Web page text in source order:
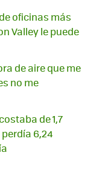
oficinas más
Valley le puede
de aire que me
no me
de 1,7
6,24